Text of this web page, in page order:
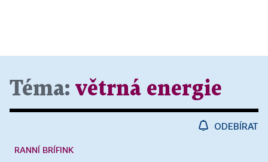
Téma: větrná energie
ODEBÍRAT
RANNÍ BRÍFINK